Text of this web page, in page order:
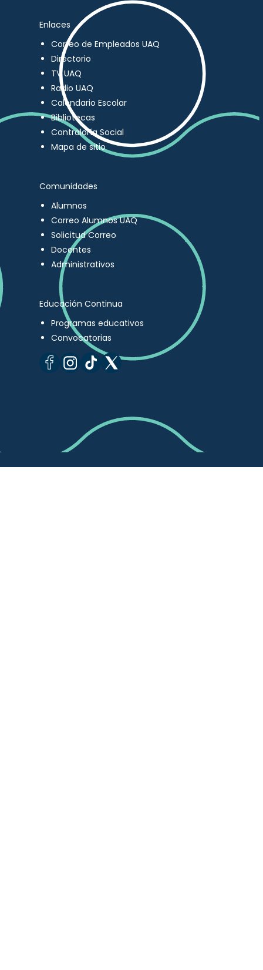
Enlaces
Correo de Empleados UAQ
Directorio
TV UAQ
Radio UAQ
Calendario Escolar
Bibliotecas
Contraloría Social
Mapa de sitio
Comunidades
Alumnos
Correo Alumnos UAQ
Solicitud Correo
Docentes
Administrativos
Educación Continua
Programas educativos
Convocatorias